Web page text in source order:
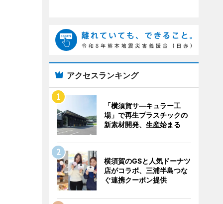
アクセスランキング
「横須賀サ―キュラー工
場」で再生プラスチックの
新素材開発、生産始まる
横須賀のGSと人気ドーナツ
店がコラボ、三浦半島つな
ぐ連携クーポン提供